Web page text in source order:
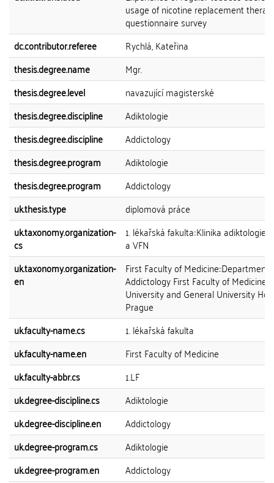
usage of nicotine replacement
questionnaire survey
dc.contributor.referee
Rychlá, Kateřina
thesis.degree.name
Mgr.
thesis.degree.level
navazující magisterské
thesis.degree.discipline
Adiktologie
thesis.degree.discipline
Addictology
thesis.degree.program
Adiktologie
thesis.degree.program
Addictology
uk.thesis.type
diplomová práce
uk.taxonomy.organization-
cs
1. lékařská fakulta::Klinika adiktologie
a VFN
uk.taxonomy.organization-
en
First Faculty of Medicine::Department
Addictology First Faculty of Medicine
University and General University
Prague
uk.faculty-name.cs
1. lékařská fakulta
uk.faculty-name.en
First Faculty of Medicine
uk.faculty-abbr.cs
1.LF
uk.degree-discipline.cs
Adiktologie
uk.degree-discipline.en
Addictology
uk.degree-program.cs
Adiktologie
uk.degree-program.en
Addictology